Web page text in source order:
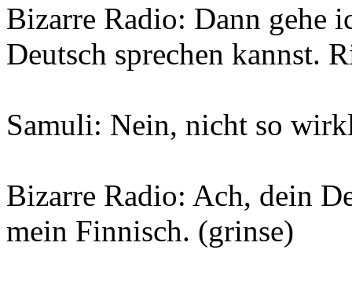
Bizarre Radio: Dann gehe
Deutsch sprechen kannst.
Samuli: Nein, nicht so
Bizarre Radio: Ach, dein
mein Finnisch. (grinse)